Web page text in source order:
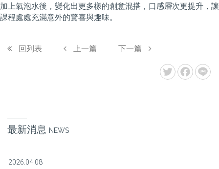
加上氣泡水後，變化出更多樣的創意混搭，口感層次更提升，讓
課程處處充滿意外的驚喜與趣味。
回列表 上一篇 下一篇
最新消息 NEWS
2026.04.08